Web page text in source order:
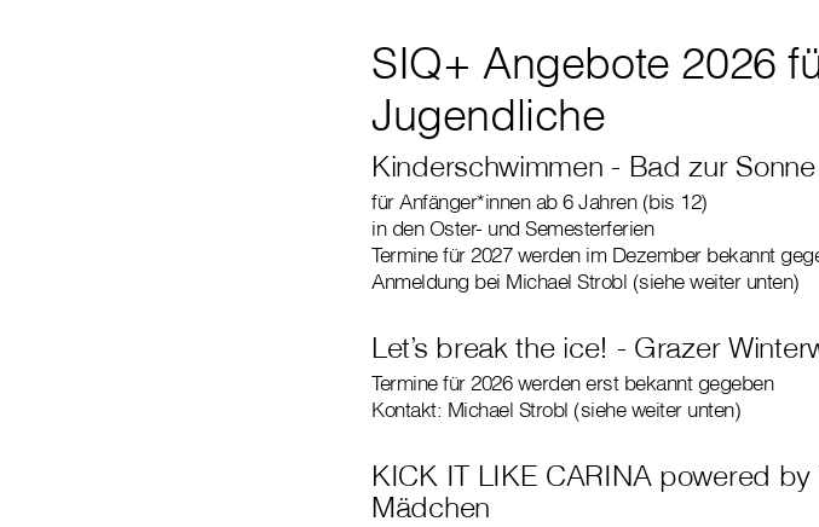
SIQ+ Angebote 2026
Jugendliche
Kinderschwimmen - Bad zur Sonne
für Anfänger*innen ab 6 Jahren (bis 12)
in den Oster- und Semesterferien
Termine für 2027 werden im Dezember bekannt
Anmeldung bei Michael Strobl (siehe weiter unten)
Let’s break the ice! - Grazer
Termine für 2026 werden erst bekannt gegeben
Kontakt: Michael Strobl (siehe weiter unten)
KICK IT LIKE CARINA powered
Mädchen